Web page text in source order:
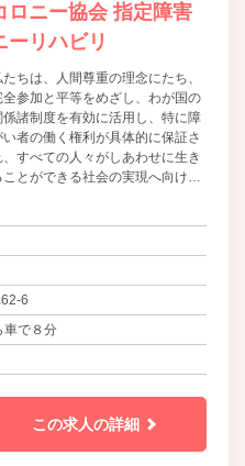
ニー協会 指定障害
リハビリ
たちは、人間尊重の理念にたち、
全参加と平等をめざし、わが国の
係諸制度を有効に活用し、特に障
い者の働く権利が具体的に保証さ
、すべての人々がしあわせに生き
ことができる社会の実現へ向けて
6
車で８分
この求人の詳細